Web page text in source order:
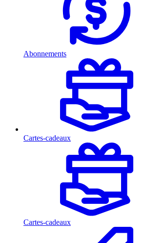
Abonnements
Cartes-cadeaux
Cartes-cadeaux